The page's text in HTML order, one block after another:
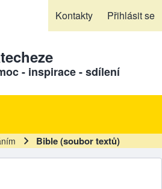
Kontakty Přihlásit se
- inspirace - sdílení
Bible (soubor textů)